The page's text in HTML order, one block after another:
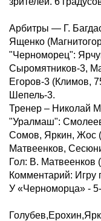
Арбитры — Г.
Ященко
"Черноморец":
Сыромятников-3,
Егоров-3 (Климов,
Шепель-3.
Тренер – Николай
"Уралмаш":
Сомов, Яркин, Жос
Матвеенков,
Гол: В. Матвеенков
Комментарий: Игру
У «Черноморца» -